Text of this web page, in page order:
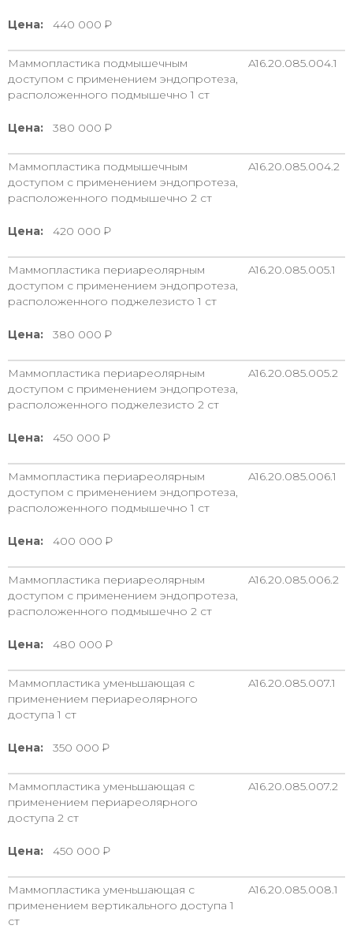
Цена: 440 000
Маммопластика подмышечным
доступом с применением эндопротеза,
расположенного подмышечно 1 ст
A16.20.085.004.1
Цена: 380 000
Маммопластика подмышечным
доступом с применением эндопротеза,
расположенного подмышечно 2 ст
A16.20.085.004.2
Цена: 420 000
Маммопластика периареолярным
доступом с применением эндопротеза,
расположенного поджелезисто 1 ст
A16.20.085.005.1
Цена: 380 000
Маммопластика периареолярным
доступом с применением эндопротеза,
расположенного поджелезисто 2 ст
A16.20.085.005.2
Цена: 450 000
Маммопластика периареолярным
доступом с применением эндопротеза,
расположенного подмышечно 1 ст
A16.20.085.006.1
Цена: 400 000
Маммопластика периареолярным
доступом с применением эндопротеза,
расположенного подмышечно 2 ст
A16.20.085.006.2
Цена: 480 000
Маммопластика уменьшающая с
применением периареолярного
доступа 1 ст
A16.20.085.007.1
Цена: 350 000
Маммопластика уменьшающая с
применением периареолярного
доступа 2 ст
A16.20.085.007.2
Цена: 450 000
Маммопластика уменьшающая с
применением вертикального доступа 1
ст
A16.20.085.008.1